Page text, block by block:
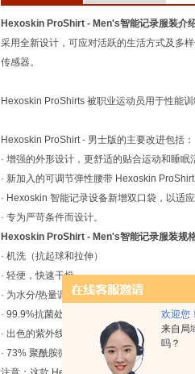
欢迎您！
来自局
吗？
Hexoskin ProShirt - Men's智能记录服装介
采用全新设计，可应对活跃的生活方式及多
传感器。
Hexoskin ProShirts 被职业运动员用于性能
Hexoskin ProShirt - 男士版的主要改进包括：
· 增强的外形设计，更舒适的贴合运动和睡眠
· 新加入的可调节弹性腰带 Hexoskin ProShirt
· Hexoskin 智能记录设备新增双口袋，以适
· 专为严苛条件而设计。
Hexoskin ProShirt - Men's智能记录服装规
· 机洗（抗起球和拉伸）
· 轻便，快速干燥
· 为水分/热量调节而优化的贴合感
· 99.9%抗菌处理（无异味）
· 出色的紫外线防护
· 73% 聚酰胺微纤维/27% 氨纶。